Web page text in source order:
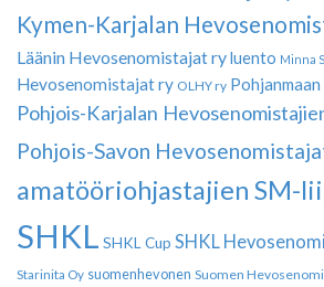
Kymen-Karjalan
Läänin Hevosenomistajat ryluento Minna
Hevosenomistajat ry OLHY ry
Pohjois-Karjalan
Pohjois-Savon
amatööriohjastajien SM-
SHKL SHKL Cup SHKL
Starinita Oy suomenhevonen Suomen